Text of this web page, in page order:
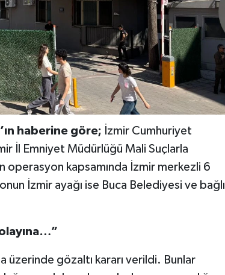
haberine göre; İzmir Cumhuriyet
İl Emniyet Müdürlüğü Mali Suçlarla
kapsamında İzmir merkezli 6
İzmir ayağı ise Buca Belediyesi ve bağlı
gözaltı kararı verildi. Bunlar